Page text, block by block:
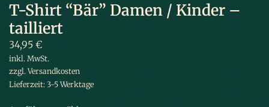
T-Shirt “Bär” Damen / Kinder –
tailliert
34,95 €
inkl. MwSt.
zzgl. Versandkosten
Lieferzeit: 3-5 Werktage